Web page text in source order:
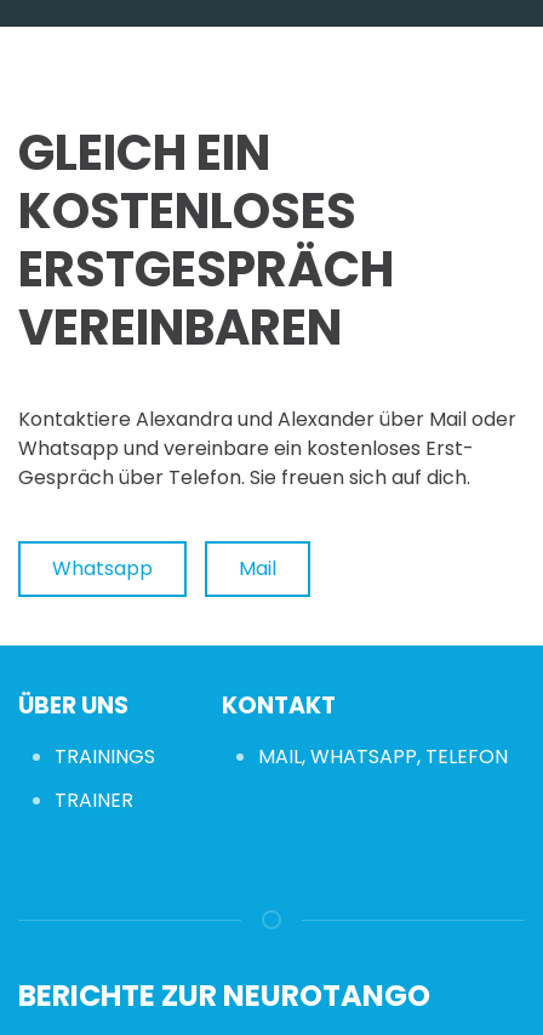
GLEICH EIN
KOSTENLOSES
ERSTGESPRÄCH
VEREINBAREN
Kontaktiere Alexandra und Alexander über Mail oder
Whatsapp und vereinbare ein kostenloses Erst-
Gespräch über Telefon. Sie freuen sich auf dich.
Whatsapp Mail
ÜBER UNS
TRAININGS
TRAINER
KONTAKT
MAIL, WHATSAPP, TELEFON
BERICHTE ZUR NEUROTANGO